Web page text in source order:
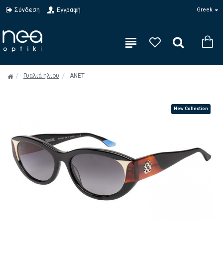
Σύνδεση Εγγραφή Greek
Γυαλιά ηλίου ANET
New Collection